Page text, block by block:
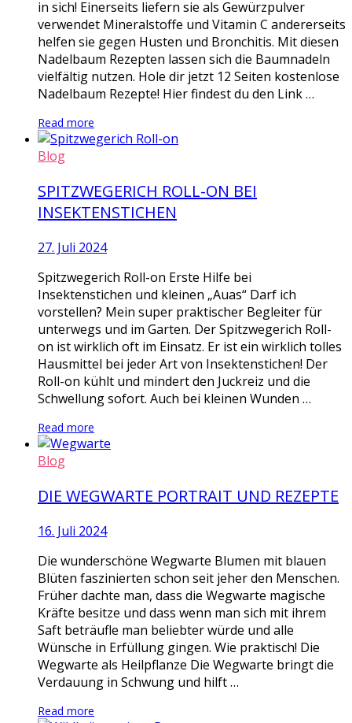
in sich! Einerseits liefern sie als Gewürzpulver
verwendet Mineralstoffe und Vitamin C andererseits
helfen sie gegen Husten und Bronchitis. Mit diesen
Nadelbaum Rezepten lassen sich die Baumnadeln
vielfältig nutzen. Hole dir jetzt 12 Seiten kostenlose
Nadelbaum Rezepte! Hier findest du den Link …
Read more
Blog
SPITZWEGERICH ROLL-ON BEI
INSEKTENSTICHEN
27. Juli 2024
Spitzwegerich Roll-on Erste Hilfe bei
Insektenstichen und kleinen „Auas“ Darf ich
vorstellen? Mein super praktischer Begleiter für
unterwegs und im Garten. Der Spitzwegerich Roll-
on ist wirklich oft im Einsatz. Er ist ein wirklich tolles
Hausmittel bei jeder Art von Insektenstichen! Der
Roll-on kühlt und mindert den Juckreiz und die
Schwellung sofort. Auch bei kleinen Wunden …
Read more
Blog
DIE WEGWARTE PORTRAIT UND REZEPTE
16. Juli 2024
Die wunderschöne Wegwarte Blumen mit blauen
Blüten faszinierten schon seit jeher den Menschen.
Früher dachte man, dass die Wegwarte magische
Kräfte besitze und dass wenn man sich mit ihrem
Saft beträufle man beliebter würde und alle
Wünsche in Erfüllung gingen. Wie praktisch! Die
Wegwarte als Heilpflanze Die Wegwarte bringt die
Verdauung in Schwung und hilft …
Read more